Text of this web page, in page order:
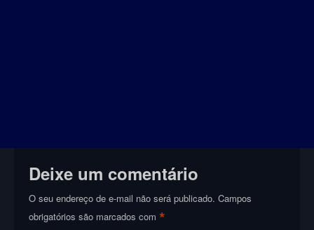
Deixe um comentário
O seu endereço de e-mail não será publicado. Campos
obrigatórios são marcados com*